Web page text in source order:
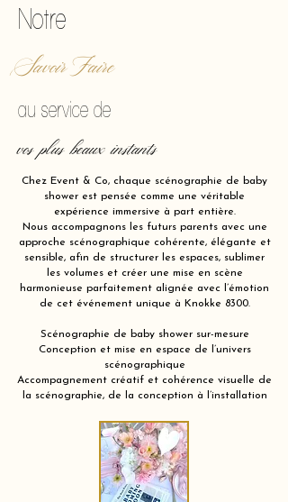
Notre
Savoir Faire
au service de
vos plus beaux instants
Chez Event & Co, chaque scénographie de baby
shower est pensée comme une véritable
expérience immersive à part entière.
Nous accompagnons les futurs parents avec une
approche scénographique cohérente, élégante et
sensible, afin de structurer les espaces, sublimer
les volumes et créer une mise en scène
harmonieuse parfaitement alignée avec l’émotion
de cet événement unique à Knokke 8300.
Scénographie de baby shower sur-mesure
Conception et mise en espace de l’univers
scénographique
Accompagnement créatif et cohérence visuelle de
la scénographie, de la conception à l’installation